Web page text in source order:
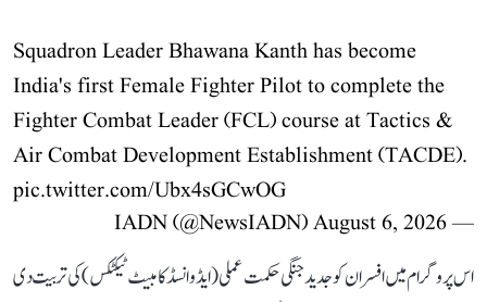
Squadron Leader Bhawana Kanth has become
India's first Female Fighter Pilot to complete the
Fighter Combat Leader (FCL) course at Tactics &
Air Combat Development Establishment (TACDE).
pic.twitter.com/Ubx4sGCwOG
— IADN (@NewsIADN)
August 6, 2026
اس پروگرام میں افسران کو جدید جنگی حکمت عملی (ایڈوانسڈ کامبیٹ ٹیکٹکس) کی تربیت دی